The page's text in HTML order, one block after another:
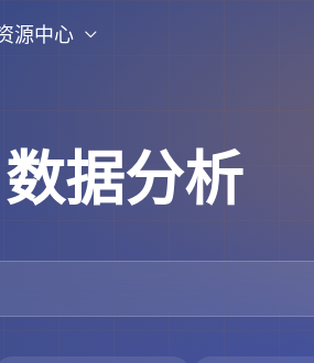
源中心
数据分析